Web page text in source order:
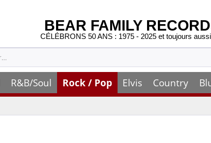
BEAR FAMILY
CÉLÉBRONS 50 ANS : 1975 - 2025 et toujours
R&B/Soul Rock / Pop Elvis Country